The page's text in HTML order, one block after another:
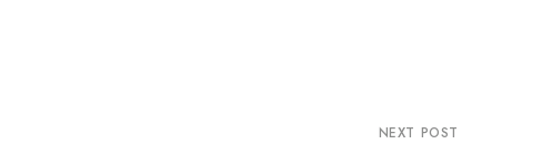
NEXT POST